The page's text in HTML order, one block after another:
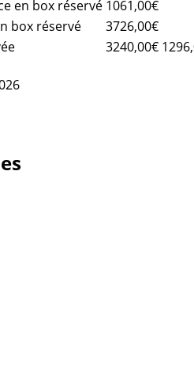
en box réservé 1061,00€
box réservé
3726,00€
3240,00€